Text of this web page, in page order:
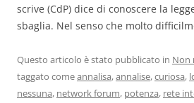
scrive (CdP) dice di conoscere la
sbaglia. Nel senso che molto
Questo articolo è stato pubblicato in Non
taggato comeannalisa,annalise,curiosa,
nessuna, network forum, potenza, rete